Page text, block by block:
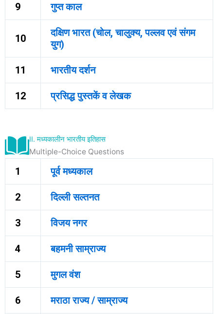
9 गुप्त काल
10
दक्षिण भारत (चोल, चालुक्य, पल्लव एवं संगम
युग)
11 भारतीय दर्शन
12 प्रसिद्ध पुस्तकें व लेखक
II. मध्यकालीन भारतीय इतिहास
Multiple-Choice Questions
1 पूर्व मध्यकाल
2 दिल्ली सल्तनत
3 विजय नगर
4 बहमनी साम्राज्य
5 मुगल वंश
6 मराठा राज्य / साम्राज्य